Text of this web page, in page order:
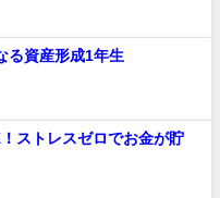
る資産形成1年生
ストレスゼロでお金が貯